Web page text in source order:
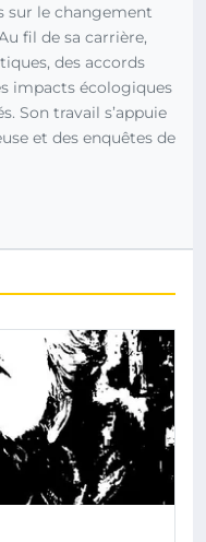
sur le changement
fil de sa carrière,
des accords
impacts écologiques
Son travail s’appuie
et des enquêtes de